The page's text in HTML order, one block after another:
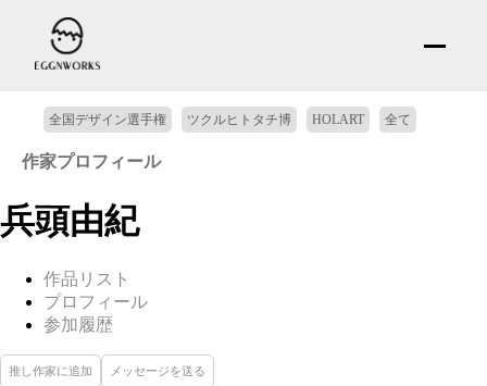
全国デザイン選手権 ツクルヒトタチ博 HOLART 全て
作家プロフィール
兵頭由紀
作品リスト
プロフィール
参加履歴
推し作家に追加 メッセージを送る